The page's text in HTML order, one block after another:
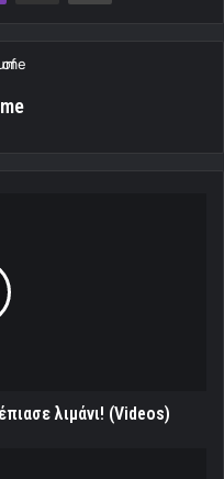
λιμάνι! (Videos)